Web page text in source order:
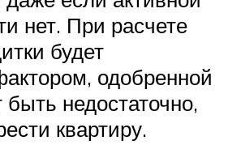
нет. При расчете
будет
одобренной
недостаточно,
квартиру.